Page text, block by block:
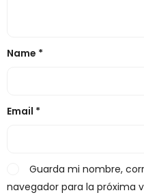
Name *
Email *
Guarda mi nombre,
navegador para la próxima